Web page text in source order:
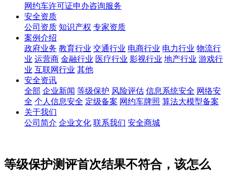
网约车许可证申办咨询服务
安全资质
公司资质 知识产权 专家资质
案例介绍
政府业务 教育行业 交通行业 电商行业 电力行业 物流行
业 运营商 金融行业 医疗行业 影视行业 地产行业 游戏行
业 互联网行业 其他
安全资讯
全部 企业新闻 等级保护 风险评估 信息系统安全 网络安
全 个人信息安全 定级备案 网约车牌照 算法大模型备案
关于我们
公司简介 企业文化 联系我们 安全商城
等级保护测评首次结果不符合，该怎么